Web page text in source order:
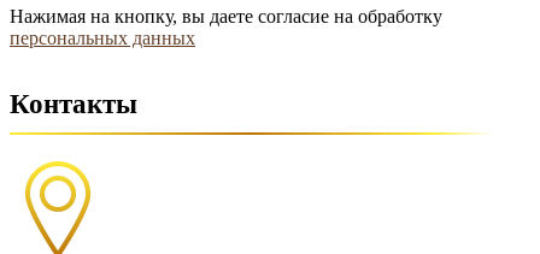
Нажимая на кнопку, вы даете согласие на обработку
персональных данных
Контакты